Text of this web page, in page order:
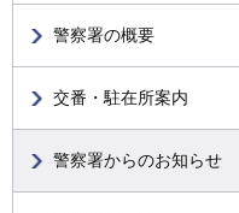
警察署の概要
交番・駐在所案内
警察署からのお知らせ